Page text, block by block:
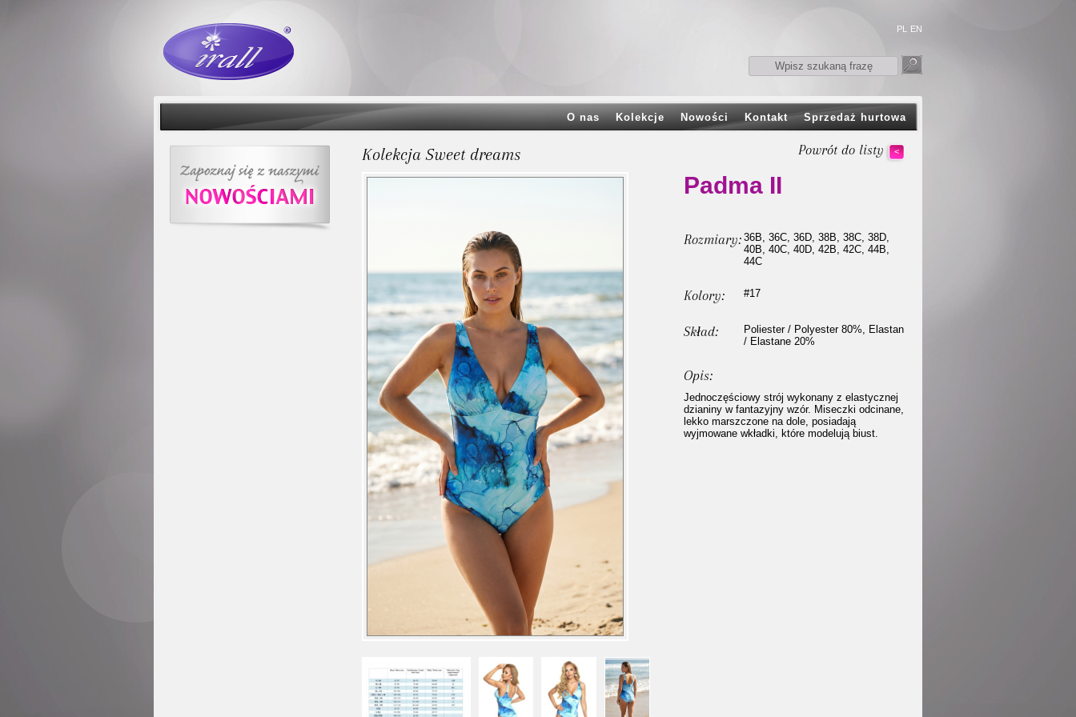
PL EN
O nas Kolekcje Nowości Kontakt Sprzedaż hurtowa
Kolekcja Sweet dreams Powrót do listy <
Padma II
Rozmiary: 36B, 36C, 36D, 38B, 38C, 38D,
40B, 40C, 40D, 42B, 42C, 44B,
44C
Kolory: #17
Skład:
Poliester / Polyester 80%, Elastan
/ Elastane 20%
Opis:
Jednoczęściowy strój wykonany z elastycznej
dzianiny w fantazyjny wzór. Miseczki odcinane,
lekko marszczone na dole, posiadają
wyjmowane wkładki, które modelują biust.